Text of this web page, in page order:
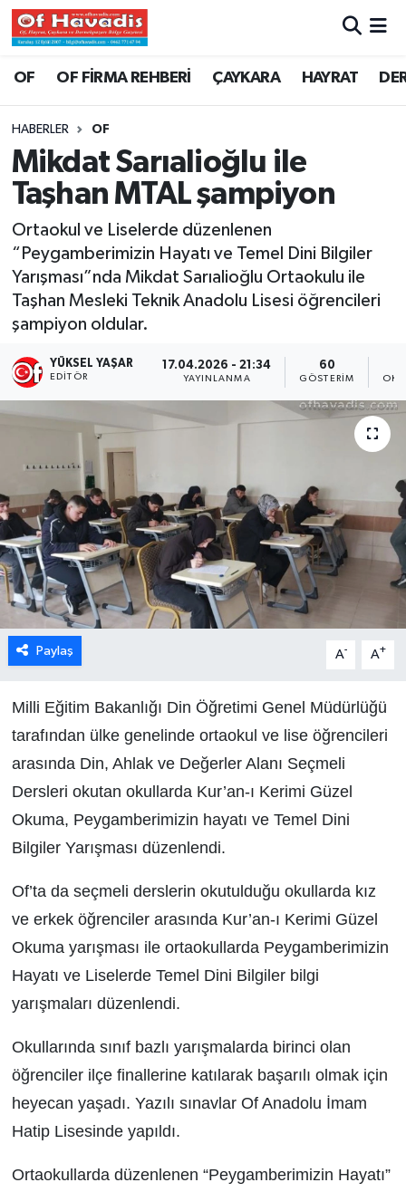
OF OF FİRMA REHBERİ ÇAYKARA HAYRAT
HABERLER OF
Mikdat Sarıalioğlu ile
Taşhan MTAL şampiyon
Ortaokul ve Liselerde düzenlenen
“Peygamberimizin Hayatı ve Temel Dini Bilgiler
Yarışması”nda Mikdat Sarıalioğlu Ortaokulu ile
Taşhan Mesleki Teknik Anadolu Lisesi öğrencileri
şampiyon oldular.
YÜKSEL YAŞAR
EDITÖR
17.04.2026 - 21:34
YAYINLANMA
60
GÖSTERIM
Paylaş A- A+
Milli Eğitim Bakanlığı Din Öğretimi Genel Müdürlüğü
tarafından ülke genelinde ortaokul ve lise öğrencileri
arasında Din, Ahlak ve Değerler Alanı Seçmeli
Dersleri okutan okullarda Kur’an-ı Kerimi Güzel
Okuma, Peygamberimizin hayatı ve Temel Dini
Bilgiler Yarışması düzenlendi.
Of’ta da seçmeli derslerin okutulduğu okullarda kız
ve erkek öğrenciler arasında Kur’an-ı Kerimi Güzel
Okuma yarışması ile ortaokullarda Peygamberimizin
Hayatı ve Liselerde Temel Dini Bilgiler bilgi
yarışmaları düzenlendi.
Okullarında sınıf bazlı yarışmalarda birinci olan
öğrenciler ilçe finallerine katılarak başarılı olmak için
heyecan yaşadı. Yazılı sınavlar Of Anadolu İmam
Hatip Lisesinde yapıldı.
Ortaokullarda düzenlenen “Peygamberimizin Hayatı”
Trabzon Nöbetçi Eczaneler
Trabzon Namaz Vakitleri
Trabzon Trafik Yoğunluk Haritası
Süper Lig Puan Durumu ve Fikstür
Tüm Manşetler